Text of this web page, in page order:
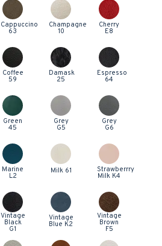
Cappuccino
63
Champagne
10
Cherry
E8
Coffee
59
Damask
25
Espresso
64
Green
45
Grey
G5
Grey
G6
Marine
L2
Milk 61 Strawberrry
Milk K4
Vintage
Black
G1
Vintage
Blue K2
Vintage
Brown
F5